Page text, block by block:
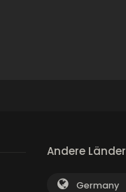
Andere Länder
Germany